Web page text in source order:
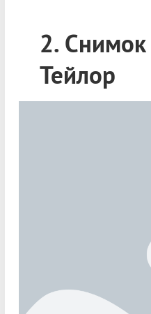
2.
Тейлор